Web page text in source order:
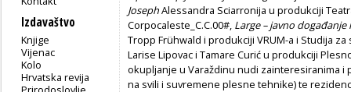
Izdavaštvo
Knjige
Vijenac
Kolo
Hrvatska revija
JosephAlessandra Sciarronija u produkciji
Corpocaleste_C.C.00#, Large – javno
Tropp Frühwald i produkciji VRUM-a i Studija
Larise Lipovac i Tamare Curić u produkciji
okupljanje u Varaždinu nudi zainteresiranima i
na svili i suvremene plesne tehnike) te